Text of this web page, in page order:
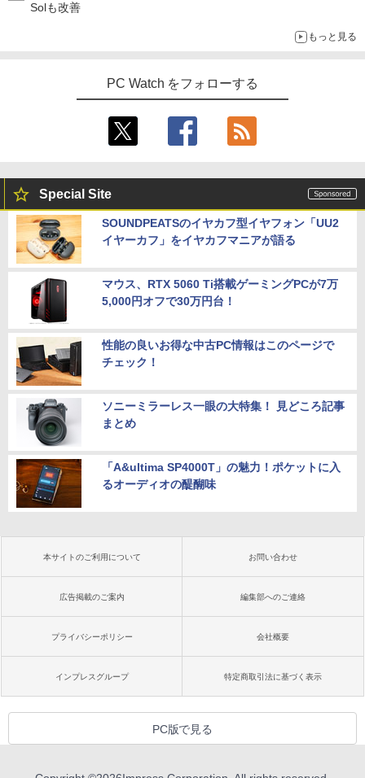
Solも改善
もっと見る
PC Watch をフォローする
Special Site
SOUNDPEATSのイヤカフ型イヤフォン「UU2
イヤーカフ」をイヤカフマニアが語る
マウス、RTX 5060 Ti搭載ゲーミングPCが7万
5,000円オフで30万円台！
性能の良いお得な中古PC情報はこのページで
チェック！
ソニーミラーレス一眼の大特集！ 見どころ記事
まとめ
「A&ultima SP4000T」の魅力！ポケットに入
るオーディオの醍醐味
本サイトのご利用について お問い合わせ
広告掲載のご案内 編集部へのご連絡
プライバシーポリシー 会社概要
インプレスグループ 特定商取引法に基づく表示
PC版で見る